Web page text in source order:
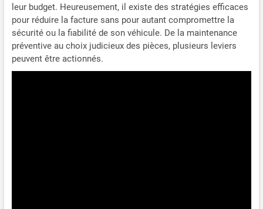
leur budget. Heureusement, il existe des stratégies efficaces
pour réduire la facture sans pour autant compromettre la
sécurité ou la fiabilité de son véhicule. De la maintenance
préventive au choix judicieux des pièces, plusieurs leviers
peuvent être actionnés.